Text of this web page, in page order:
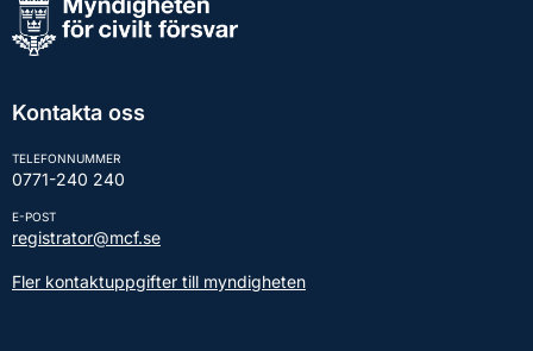
Kontakta oss
TELEFONNUMMER
0771-240 240
E-POST
registrator@mcf.se
Fler kontaktuppgifter till myndigheten